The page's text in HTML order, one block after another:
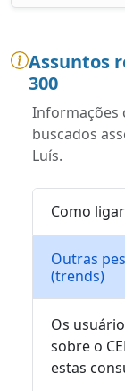
Assuntos
300
Informações
buscados
Luís.
Como
Outras
(trends)
Os
sobre o
estas